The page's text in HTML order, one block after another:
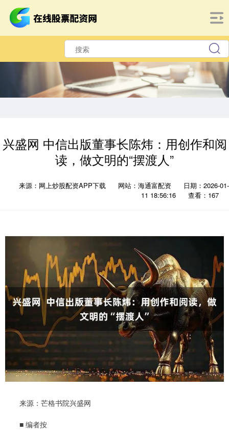
兴盛网 中信出版董事长陈炜：用创作和阅
读，做文明的“摆渡人”
来源：网上炒股配资APP下载 网站：海通富配资
日期：2026-01-
11 18:56:16
查看：167
来源：芒格书院兴盛网
■ 编者按